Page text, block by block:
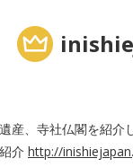
産、寺社仏閣を紹
介 http://